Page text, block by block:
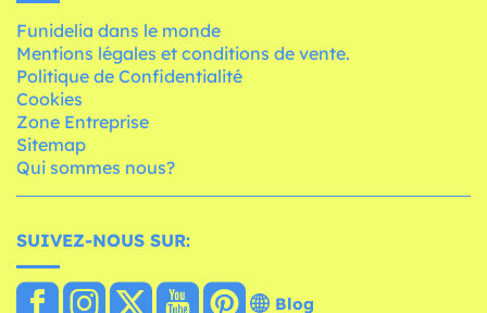
Funidelia dans le monde
Mentions légales et conditions de vente.
Politique de Confidentialité
Cookies
Zone Entreprise
Sitemap
Qui sommes nous?
SUIVEZ-NOUS SUR:
Blog